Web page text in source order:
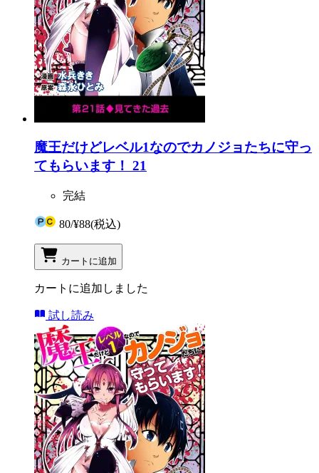
魔王だけどレベル1なのでカノジョたちに守っ
てもらいます！ 21
完結
80/¥88(税込)
カートに追加
カートに追加しました
試し読み